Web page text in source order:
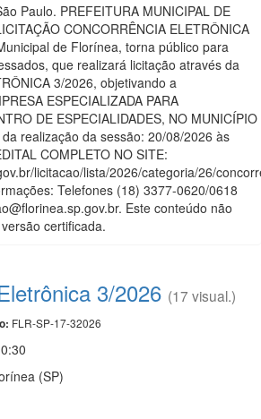
Paulo. PREFEITURA MUNICIPAL DE
CONCORRÊNCIA ELETRÔNICA
de Florínea, torna público para
que realizará licitação através da
3/2026, objetivando a
ESPECIALIZADA PARA
DE ESPECIALIDADES, NO MUNICÍPIO
da realização da sessão: 20/08/2026 às
COMPLETO NO SITE:
licitacao/lista/2026/categoria/26/
Telefones (18) 3377-0620/0618
Este conteúdo não
certificada.
3/2026 (17 visual.)
FLR-SP-17-32026
(SP)